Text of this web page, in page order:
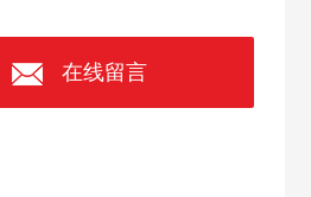
在线留言